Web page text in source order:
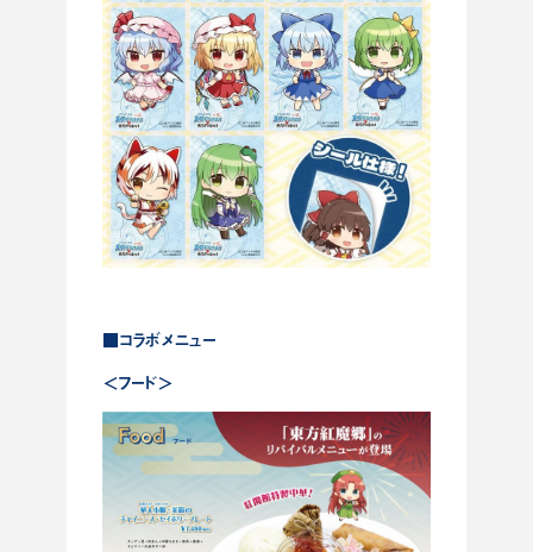
■コラボメニュー
＜フード＞